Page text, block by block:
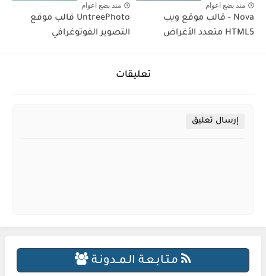
منذ بضع اعوام
Nova - قالب موقع ويب
HTML5 متعدد الأغراض
منذ بضع اعوام
UntreePhoto قالب موقع
التصوير الفوتوغرافي
تعليقات
إرسال تعليق
مـتـابـعـة الـمــدونـة